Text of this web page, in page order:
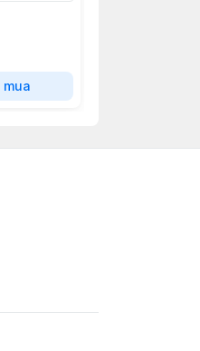
mua